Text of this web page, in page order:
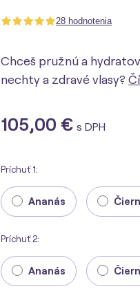
28 hodnotenia
Chceš pružnú a
nechty a zdravé vlasy?
105,00 € s DPH
Príchuť 1:
Ananás
Príchuť 2:
Ananás